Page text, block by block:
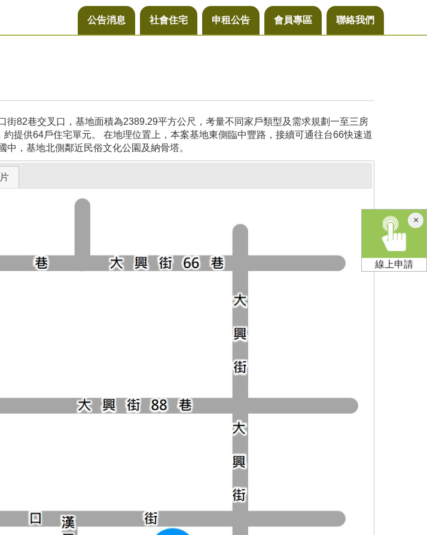
公告消息 社會住宅 申租公告 會員專區 聯絡我們
街82巷交叉口，基地面積為2389.29平方公尺，考量不同家戶類型及需求規劃一至三房
提供64戶住宅單元。 在地理位置上，本案基地東側臨中豐路，接續可通往台66快速道
，基地北側鄰近民俗文化公園及納骨塔。
×關
閉
線上申請